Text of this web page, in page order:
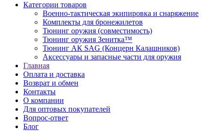
Категории товаров
Военно-тактическая экипировка и снаряжение
Комплекты для бронежилетов
Тюнинг оружия (совместимость)
Тюнинг оружия Зенитка™
Тюнинг АК SAG (Концерн Калашников)
Аксессуары и запасные части для оружия
Главная
Оплата и доставка
Возврат и обмен
Контакты
О компании
Для оптовых покупателей
Вопрос-ответ
Блог